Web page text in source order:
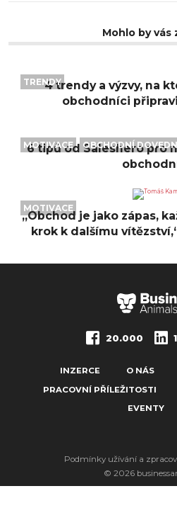
Mohlo by vás
TRENDY4 trendy a výzvy, na
obchodníci
MOTIVACE OBCHODNÍ
6 tipů od Saleshero pro
MOTIVACE
„Obchod je jako zápas,
krok k dalšímu
20.000
INZERCE O NÁS
PRACOVNÍ PŘÍLEŽITOSTI
EVENTY
Podmínky užívání a
© 2026